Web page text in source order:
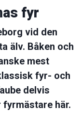
fyr
vid den
älv. Båken och
mest
fyr- och
delvis
fyrmästare här.